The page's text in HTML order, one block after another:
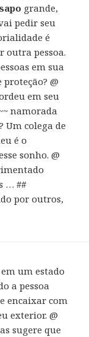
grande,
pedir seu
é
outra pessoa.
em sua
@
em seu
namorada
Um colega de
é o
sonho. @
… ##
por outros,
um estado
a pessoa
encaixar com
exterior. @
sugere que